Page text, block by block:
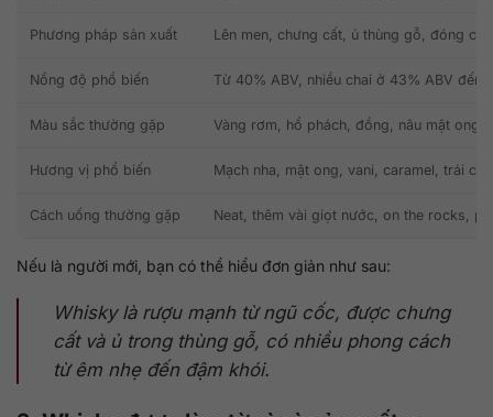
Phương pháp sản xuất Lên men, chưng cất, ủ thùng gỗ, đóng
Nồng độ phổ biến Từ 40% ABV, nhiều chai ở 43% ABV đến
Màu sắc thường gặp Vàng rơm, hổ phách, đồng, nâu mật ong
Hương vị phổ biến Mạch nha, mật ong, vani, caramel, trái
Cách uống thường gặp Neat, thêm vài giọt nước, on the rocks,
Nếu là người mới, bạn có thể hiểu đơn giản như sau:
Whisky là rượu mạnh từ ngũ cốc, được chưng
cất và ủ trong thùng gỗ, có nhiều phong cách
từ êm nhẹ đến đậm khói.